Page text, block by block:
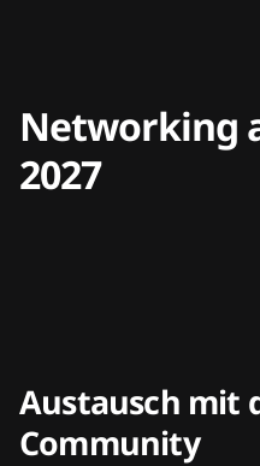
Networking
2027
Austausch mit
Community